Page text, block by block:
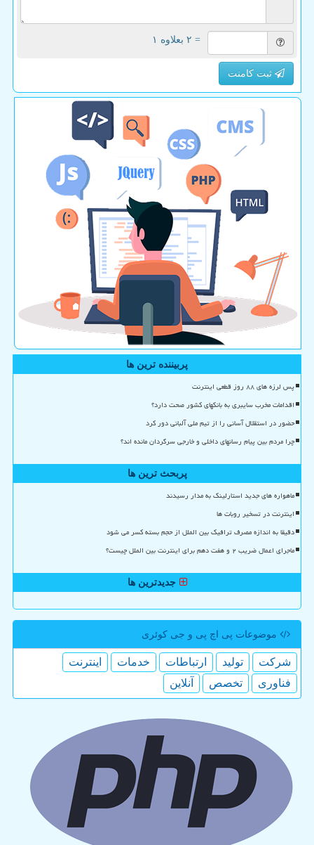
= ۲ بعلاوه ۱
ثبت کامنت
پربیننده ترین ها
پس لرزه های ۸۸ روز قطعی اینترنت
اقدامات مخرب سایبری به بانکهای کشور صحت دارد؟
حضور در استقلال آسانی را از تیم ملی آلبانی دور کرد
چرا مردم بین پیام رسانهای داخلی و خارجی سرگردان مانده اند؟
پربحث ترین ها
ماهواره های جدید استارلینک به مدار رسیدند
اینترنت در تسخیر روبات ها
دقیقا به اندازه مصرف ترافیک بین الملل از حجم بسته کسر می شود
ماجرای اعمال ضریب ۲ و هفت دهم برای اینترنت بین الملل چیست؟
جدیدترین ها
موضوعات پی اچ پی و جی كوئری
شركت تولید ارتباطات خدمات
اینترنت
فناوری
تخصص آنلاین